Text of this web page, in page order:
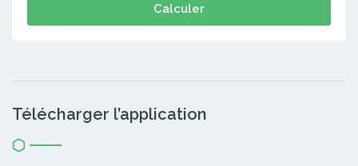
Calculer
Télécharger l’application